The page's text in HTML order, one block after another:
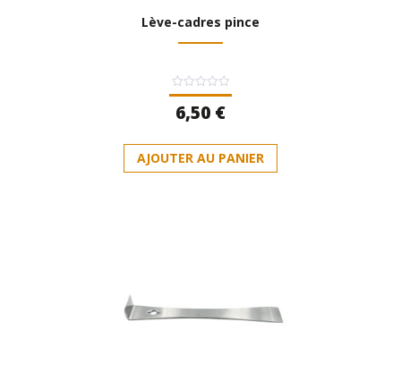
Lève-cadres pince
Note
0
sur
6,50 €
AJOUTER AU PANIER